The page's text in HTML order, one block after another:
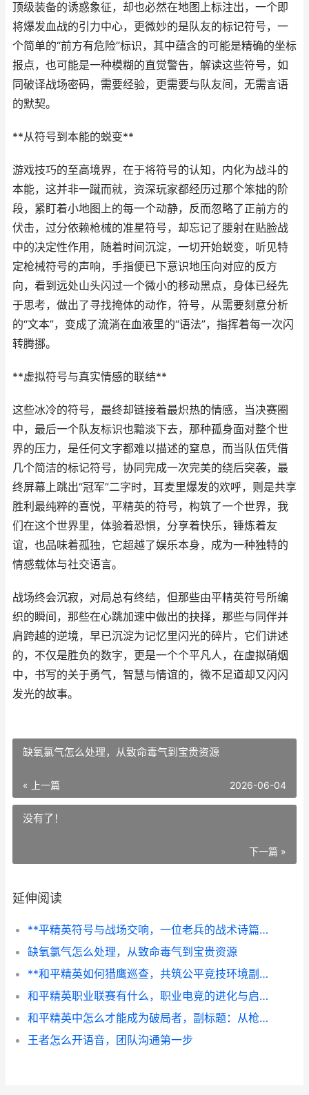
顶级装备的诱惑象征，却也必然在地图上标注出，一个即
将爆发血战的引力中心，更微妙的是队友的标记符号，一
个简单的“前方有危险”标识，其中蕴含的可能是精确的坐标
报点，也可能是一种模糊的直觉警告，解读这些符号，如
同破译战场密码，需要经验，更需要与队友间，无需言语
的默契。
**从符号到本能的蜕变**
游戏技巧的至高境界，在于将符号的认知，内化为战斗的
本能，这并非一蹴而就，资深玩家都经历过那个笨拙的阶
段，紧盯着小地图上的每一个动静，反而忽略了正前方的
伏击，过分依赖枪械的准星符号，却忘记了腰射在贴脸战
中的决定性作用，随着时间沉淀，一切开始蜕变，听见特
定枪械符号的声响，手指便已下意识地压向对应的反方
向，看到远处山头闪过一个微小的移动黑点，身体已经先
于思考，做出了寻找掩体的动作，符号，从需要刻意分析
的“文本”，变成了流淌在血液里的“语法”，指挥着每一次闪
转腾挪。
**虚拟符号与真实情感的联结**
这些冰冷的符号，最终却链接着最炽热的情感，当决赛圈
中，最后一个队友标识也黯淡下去，那种孤身面对整个世
界的压力，是任何文字都难以描述的窒息，而当队伍凭借
几个简洁的标记符号，协同完成一次完美的绕后突袭，最
终屏幕上跳出“冠军”二字时，耳麦里爆发的欢呼，则是共享
胜利最纯粹的喜悦，平精英的符号，构筑了一个世界，我
们在这个世界里，体验着恐惧，分享着快乐，锤炼着友
谊，也品味着孤独，它超越了娱乐本身，成为一种独特的
情感载体与社交语言。
战场终会沉寂，对局总有终结，但那些由平精英符号所编
织的瞬间，那些在心跳加速中做出的抉择，那些与同伴并
肩跨越的逆境，早已沉淀为记忆里闪光的碎片，它们讲述
的，不仅是胜负的数字，更是一个个平凡人，在虚拟硝烟
中，书写的关于勇气，智慧与情谊的，微不足道却又闪闪
发光的故事。
缺氧氯气怎么处理，从致命毒气到宝贵资源
« 上一篇 2026-06-04
没有了！
下一篇 »
延伸阅读
**平精英符号与战场交响，一位老兵的战术诗篇**
缺氧氯气怎么处理，从致命毒气到宝贵资源
**和平精英如何猎鹰巡查，共筑公平竞技环境副标题，精英玩家的守护之眼**
和平精英职业联赛有什么，职业电竞的进化与启示，副标题，从战术博弈到生态构建
和平精英中怎么才能成为破局者，副标题：从枪法意识到战术思维的全面进阶
王者怎么开语音，团队沟通第一步